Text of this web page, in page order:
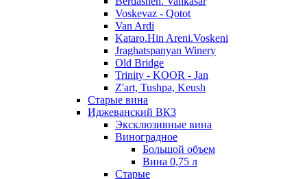
Voskevaz - Qotot
Van Ardi
Kataro.Hin Areni.Voskeni
Jraghatspanyan Winery
Old Bridge
Trinity - KOOR - Jan
Z'art, Tushpa, Keush
Старые вина
Иджеванский ВК3
Эксклюзивные вина
Виноградное
Большой объем
Вина 0,75 л
Старые